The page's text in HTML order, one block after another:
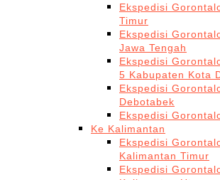
Ekspedisi
Timur
Ekspedisi
Jawa Tengah
Ekspedisi
5 Kabupaten Kota
Ekspedisi
Debotabek
Ekspedisi
Ke Kalimantan
Ekspedisi
Kalimantan Timur
Ekspedisi